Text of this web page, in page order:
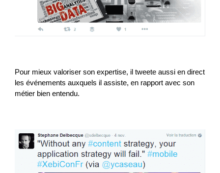
Pour mieux valoriser son expertise, il tweete aussi en direct
les événements auxquels il assiste, en rapport avec son
métier bien entendu.